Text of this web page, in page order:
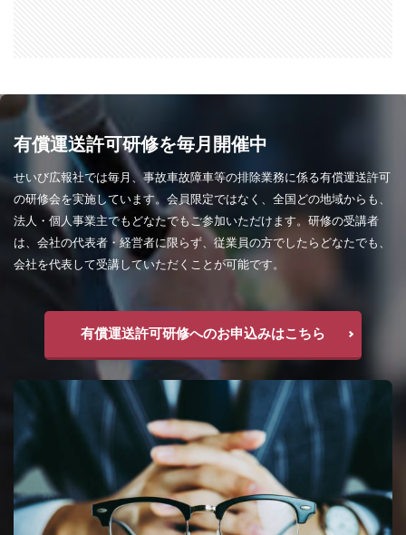
有償運送許可研修を毎月開催中
せいび広報社では毎月、事故車故障車等の排除業務に係る有償運送許可
の研修会を実施しています。会員限定ではなく、全国どの地域からも、
法人・個人事業主でもどなたでもご参加いただけます。研修の受講者
は、会社の代表者・経営者に限らず、従業員の方でしたらどなたでも、
会社を代表して受講していただくことが可能です。
有償運送許可研修へのお申込みはこちら